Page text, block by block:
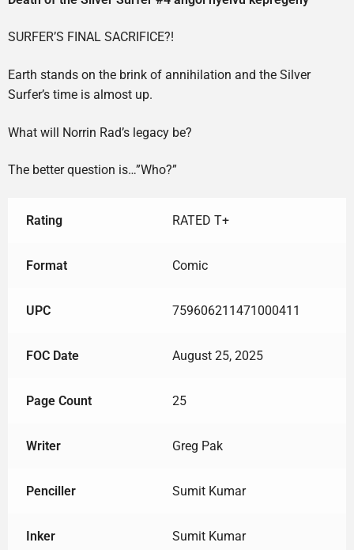
SURFER’S FINAL SACRIFICE?!
Earth stands on the brink of annihilation and the Silver
Surfer’s time is almost up.
What will Norrin Rad’s legacy be?
The better question is…”Who?”
Rating RATED T+
Format Comic
UPC 759606211471000411
FOC Date August 25, 2025
Page Count 25
Writer Greg Pak
Penciller Sumit Kumar
Inker Sumit Kumar